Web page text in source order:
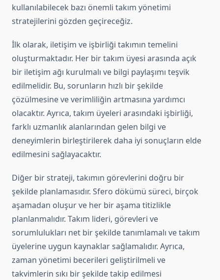
kullanılabilecek bazı önemli takım yönetimi
stratejilerini gözden geçireceğiz.
İlk olarak, iletişim ve işbirliği takımın temelini
oluşturmaktadır. Her bir takım üyesi arasında açık
bir iletişim ağı kurulmalı ve bilgi paylaşımı teşvik
edilmelidir. Bu, sorunların hızlı bir şekilde
çözülmesine ve verimliliğin artmasına yardımcı
olacaktır. Ayrıca, takım üyeleri arasındaki işbirliği,
farklı uzmanlık alanlarından gelen bilgi ve
deneyimlerin birleştirilerek daha iyi sonuçların elde
edilmesini sağlayacaktır.
Diğer bir strateji, takımın görevlerini doğru bir
şekilde planlamasıdır. Sfero dökümü süreci, birçok
aşamadan oluşur ve her bir aşama titizlikle
planlanmalıdır. Takım lideri, görevleri ve
sorumlulukları net bir şekilde tanımlamalı ve takım
üyelerine uygun kaynaklar sağlamalıdır. Ayrıca,
zaman yönetimi becerileri geliştirilmeli ve
takvimlerin sıkı bir şekilde takip edilmesi